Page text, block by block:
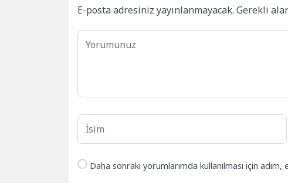
E-posta adresiniz yayınlanmayacak. Gerekli
Daha sonraki yorumlarımda kullanılması için